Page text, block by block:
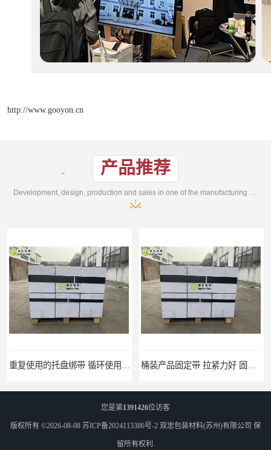
http://www.gooyon.cn
产品推荐
桶装产品固定带 拉紧力好 固永包材 托盘运输网兜 固永包材
您是第1391426位访客
版权所有 ©2026-08-08 苏ICP备2024113386号-2 双忠包装材料(苏州)有限公司 保
留所有权利.